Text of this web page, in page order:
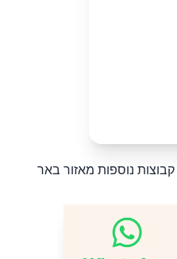
קבוצות נוספות מאזור באר